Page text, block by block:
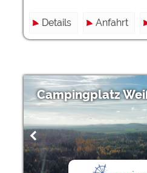
Details Anfahrt
Campingplatz